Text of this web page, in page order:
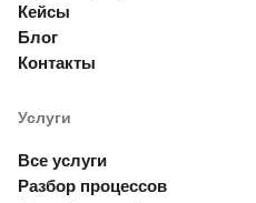
Кейсы
Блог
Контакты
Услуги
Все услуги
Разбор процессов